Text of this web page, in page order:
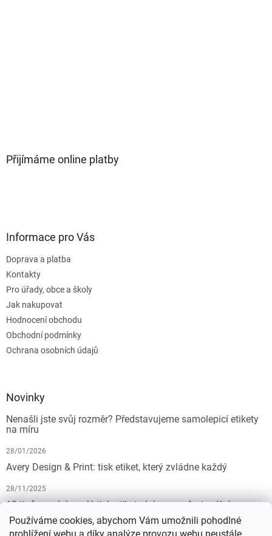
Používáme cookies, abychom Vám umožnili pohodlné
Přijímáme online platby
Informace pro Vás
Doprava a platba
Kontakty
Pro úřady, obce a školy
Jak nakupovat
Hodnocení obchodu
Obchodní podmínky
Ochrana osobních údajů
Novinky
Nenašli jste svůj rozměr? Představujeme samolepicí etikety
na míru
28/01/2026
Avery Design & Print: tisk etiket, který zvládne každý
28/11/2025
10 tipů pro dokonalý tisk etiket: Jak na profesionální
výsledek bez starostí